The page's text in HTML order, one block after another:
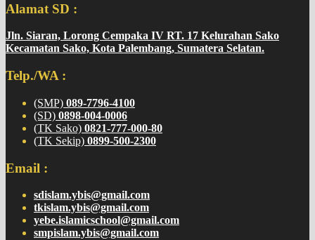
Alamat SD :
Jln. Siaran, Lorong Cempaka IV RT. 17 Kelurahan Sako
Kecamatan Sako, Kota Palembang, Sumatera Selatan.
Telp./WA :
(SMP) 089-7796-4100
(SD) 0898-004-0006
(TK Sako) 0821-777-000-80
(TK Sekip) 0899-500-2300
Email :
sdislam.ybis@gmail.com
tkislam.ybis@gmail.com
yebe.islamicschool@gmail.com
smpislam.ybis@gmail.com